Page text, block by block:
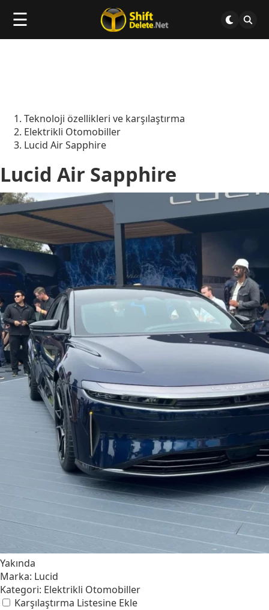
☰
Teknoloji özellikleri ve karşılaştırma
Elektrikli Otomobiller
Lucid Air Sapphire
Lucid Air Sapphire
Yakında
Marka: Lucid
Kategori: Elektrikli Otomobiller
Karşılaştırma Listesine Ekle